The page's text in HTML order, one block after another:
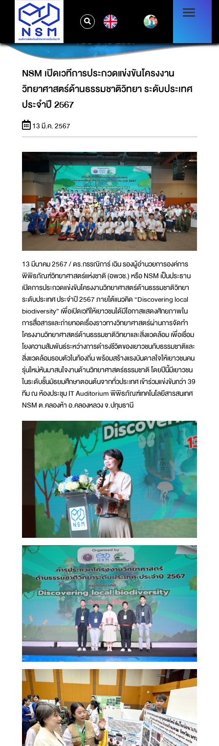
NSM เปิดเวทีการประกวดแข่งขันโครงงาน
วิทยาศาสตร์ด้านธรรมชาติวิทยา ระดับประเทศ
ประจำปี 2567
NSM เปิดเวทีการประกวดแข่งขันโครงงาน
วิทยาศาสตร์ด้านธรรมชาติวิทยา ระดับประเทศ
ประจำปี 2567
13 มี.ค. 2567
13 มีนาคม 2567 / ดร.กรรณิการ์ เฉิน รองผู้อำนวยการองค์การ
พิพิธภัณฑ์วิทยาศาสตร์แห่งชาติ (อพวช.) หรือ NSM เป็นประธาน
เปิดการประกวดแข่งขันโครงงานวิทยาศาสตร์ด้านธรรมชาติวิทยา
ระดับประเทศ ประจำปี 2567 ภายใต้แนวคิด “Discovering local
biodiversity” เพื่อเปิดเวทีให้เยาวชนได้มีโอกาสแสดงศักยภาพใน
การสื่อสารและถ่ายทอดเรื่องราวทางวิทยาศาสตร์ผ่านการจัดทำ
โครงงานวิทยาศาสตร์ด้านธรรมชาติวิทยาและสิ่งแวดล้อม เพื่อเชื่อม
โยงความสัมพันธ์ระหว่างการดำรงชีวิตของเยาวชนกับธรรมชาติและ
สิ่งแวดล้อมรอบตัวในท้องถิ่น พร้อมสร้างแรงบันดาลใจให้เยาวชนคน
รุ่นใหม่หันมาสนใจงานด้านวิทยาศาสตร์ธรรมชาติ โดยปีนี้มีเยาวชน
ในระดับชั้นมัธยมศึกษาตอนต้นจากทั่วประเทศ เข้าร่วมแข่งขันกว่า 39
ทีม ณ ห้องประชุม IT Auditorium พิพิธภัณฑ์เทคโนโลยีสารสนเทศ
NSM ต.คลองห้า อ.คลองหลวง จ.ปทุมธานี